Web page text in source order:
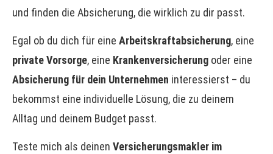
und finden die Absicherung, die wirklich zu dir passt.
Egal ob du dich für eine Arbeitskraftabsicherung, eine
private Vorsorge, eine Kranken­ver­si­che­rung oder eine
Absicherung für dein Unternehmen interessierst – du
bekommst eine individuelle Lösung, die zu deinem
Alltag und deinem Budget passt.
Teste mich als deinen Ver­sicherungs­makler im